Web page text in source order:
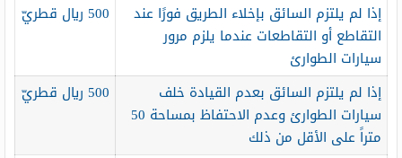
إذا لم يلتزم السائق بإخلاء الطريق فورًا عند
التقاطع أو التقاطعات عندما يلزم مرور
سيارات الطوارئ
500 ريال قطريّ
إذا لم يلتزم السائق بعدم القيادة خلف
سيارات الطوارئ وعدم الاحتفاظ بمساحة 50
متراً على الأقل من ذلك
500 ريال قطريّ